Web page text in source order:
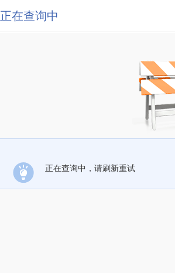
正在查询中
正在查询中，请刷新重试